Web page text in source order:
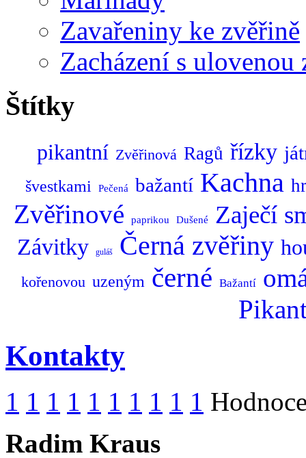
Zavařeniny ke zvěřině
Zacházení s ulovenou
Štítky
pikantní Zvěřinová Ragů řízky
švestkami Pečená bažantí Kachna
Zvěřinové paprikou Dušené Zaječí
Závitky guláš Černá zvěřiny
kořenovou uzeným černé Bažantí
Kontakty
1 1 1 1 1 1 1 1 1 1
Radim Kraus